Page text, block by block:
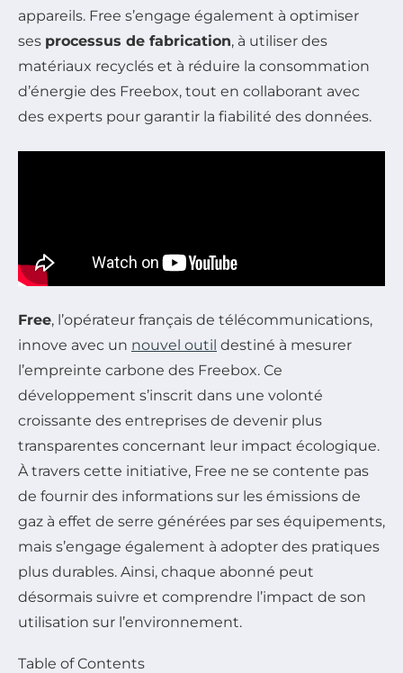
appareils. Free s’engage également à optimiser
ses processus de fabrication, à utiliser des
matériaux recyclés et à réduire la consommation
d’énergie des Freebox, tout en collaborant avec
des experts pour garantir la fiabilité des données.
Free, l’opérateur français de télécommunications,
innove avec un nouvel outil destiné à mesurer
l’empreinte carbone des Freebox. Ce
développement s’inscrit dans une volonté
croissante des entreprises de devenir plus
transparentes concernant leur impact écologique.
À travers cette initiative, Free ne se contente pas
de fournir des informations sur les émissions de
gaz à effet de serre générées par ses équipements,
mais s’engage également à adopter des pratiques
plus durables. Ainsi, chaque abonné peut
désormais suivre et comprendre l’impact de son
utilisation sur l’environnement.
Table of Contents